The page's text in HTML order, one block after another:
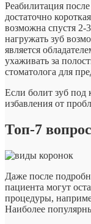
Реабилитация
достаточно
возможна спустя 2-
нагружать зуб
является
ухаживать за
стоматолога для
Если болит зуб под
избавления от
Топ-7
Даже после
пациента могут
процедуры,
Наиболее